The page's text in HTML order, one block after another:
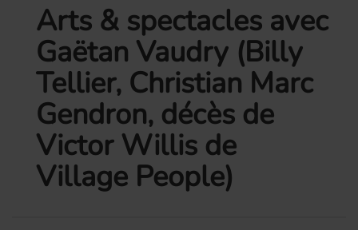
Arts & spectacles avec
Gaëtan Vaudry (Billy
Tellier, Christian Marc
Gendron, décès de
Victor Willis de
Village People)